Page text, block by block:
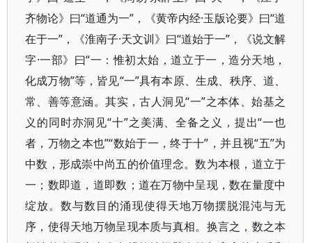
齐物论》曰“道通为一”，《黄帝内经·玉版论要》曰“道
在于一”，《淮南子·天文训》曰“道始于一”，《说文解
字·一部》曰“一：惟初太始，道立于一，造分天地，
化成万物”等，皆见“一”具有本原、生成、秩序、道、
常、善等意涵。其实，古人洞见“一”之本体、始基之
义的同时亦洞见“十”之美满、全备之义，提出“一也
者，万物之本也”“数始于一，终于十”，并且视“五”为
中数，形成崇中尚五的价值理念。数为本根，道立于
一；数即道，道即数；道在万物中呈现，数在量度中
绽放。数与数目的涌现使得天地万物摆脱混沌与无
序，使得天地万物呈现本质与真相。换言之，数之本